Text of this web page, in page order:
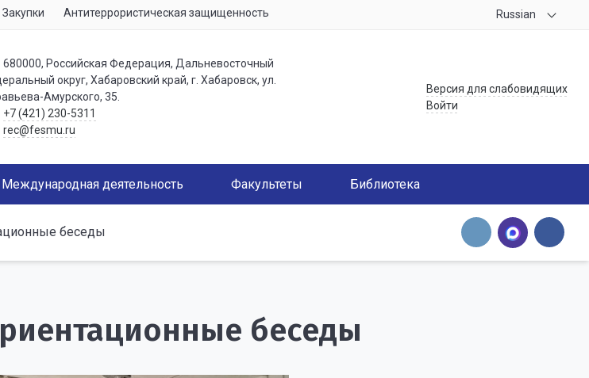
Закупки Антитеррористическая защищенность Russian
680000, Российская Федерация, Дальневосточный
округ, Хабаровский край, г. Хабаровск, ул.
Амурского, 35.
+7 (421) 230-5311
rec@fesmu.ru
Версия для слабовидящих
Войти
Международная деятельность Факультеты Библиотека
беседы
беседы